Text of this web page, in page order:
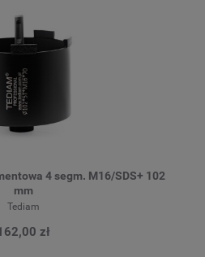
4 segm. M16/SDS+ 102
mm
Tediam
zł